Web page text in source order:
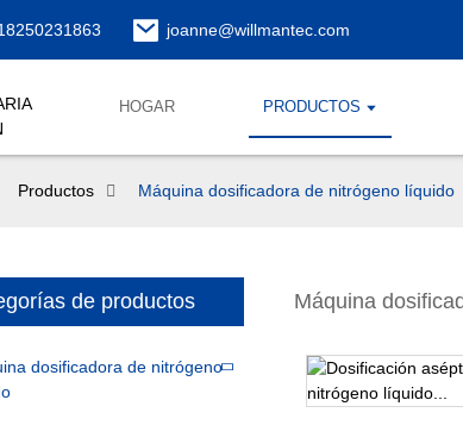
joanne@willmantec.com
HOGAR PRODUCTOS
Productos Máquina dosificadora de nitrógeno líquido
de productos
dosificadora de nitrógeno
Máquina